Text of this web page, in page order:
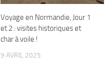
Voyage en Normandie, Jour 1
et 2 : visites historiques et
char à voile !
9 AVRIL 2025